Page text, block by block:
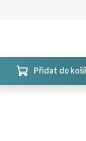
Přidat do